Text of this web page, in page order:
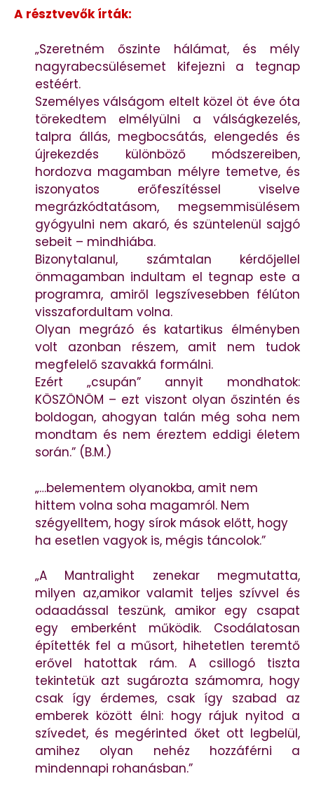
A résztvevők írták:
„Szeretném őszinte hálámat, és mély
nagyrabecsülésemet kifejezni a tegnap
estéért.
Személyes válságom eltelt közel öt éve óta
törekedtem elmélyülni a válságkezelés,
talpra állás, megbocsátás, elengedés és
újrekezdés különböző módszereiben,
hordozva magamban mélyre temetve, és
iszonyatos erőfeszítéssel viselve
megrázkódtatásom, megsemmisülésem
gyógyulni nem akaró, és szüntelenül sajgó
sebeit – mindhiába.
Bizonytalanul, számtalan kérdőjellel
önmagamban indultam el tegnap este a
programra, amiről legszívesebben félúton
visszafordultam volna.
Olyan megrázó és katartikus élményben
volt azonban részem, amit nem tudok
megfelelő szavakká formálni.
Ezért „csupán” annyit mondhatok:
KÖSZÖNÖM – ezt viszont olyan őszintén és
boldogan, ahogyan talán még soha nem
mondtam és nem éreztem eddigi életem
során.” (B.M.)
„…belementem olyanokba, amit nem
hittem volna soha magamról. Nem
szégyelltem, hogy sírok mások előtt, hogy
ha esetlen vagyok is, mégis táncolok.”
„A Mantralight zenekar megmutatta,
milyen az,amikor valamit teljes szívvel és
odaadással teszünk, amikor egy csapat
egy emberként működik. Csodálatosan
építették fel a műsort, hihetetlen teremtő
erővel hatottak rám. A csillogó tiszta
tekintetük azt sugározta számomra, hogy
csak így érdemes, csak így szabad az
emberek között élni: hogy rájuk nyitod a
szívedet, és megérinted őket ott legbelül,
amihez olyan nehéz hozzáférni a
mindennapi rohanásban.”